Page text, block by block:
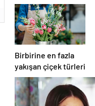
Birbirine en fazla
yakışan çiçek türleri